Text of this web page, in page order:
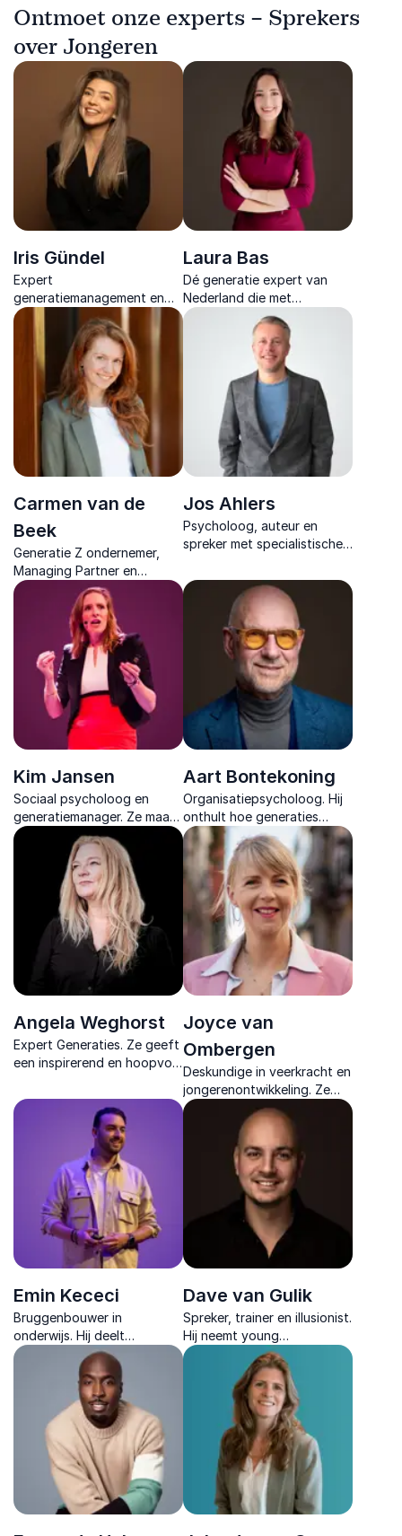
Ontmoet onze experts – Sprekers
over Jongeren
Iris Gündel
Expert
generatiemanagement en
organisatieontwikkeling
inspireert met praktische
inzichten om samenwerking,
communicatie en
teamdynamiek duurzaam te
versterken.
Laura Bas
Dé generatie expert van
Nederland die met
onderzoek en
praktijkervaring Generatie Z
en intergenerationele
samenwerking tot leven
Carmen van de
Beek
Generatie Z ondernemer,
Managing Partner en
toezichthouder in het
onderwijs, verbindt
generaties met
praktijkervaring en
strategische scherpte.
Jos Ahlers
Psycholoog, auteur en
spreker met specialistische
samenwerking tussen
meerdere generaties in de
werkomgeving.
Kim Jansen
Sociaal psycholoog en
generatiemanager. Ze maakt
generatiemanagement
concreet en duidelijk voor
elke organisatie.
Aart Bontekoning
Organisatiepsycholoog. Hij
onthult hoe generaties
samen je bedrijfscultuur fris,
vitaal en
toekomstbestendig houden.
Angela Weghorst
Expert Generaties. Ze geeft
een inspirerend en hoopvol
toekomstmakers en in
onszelf.
Joyce van
Ombergen
Deskundige in veerkracht en
jongerenontwikkeling. Ze
biedt een frisse, nuchtere
blik op zelfsturing, leren
door falen en persoonlijke
Emin Kececi
Bruggenbouwer in
onderwijs. Hij deelt
krachtige inzichten over
onderwijsinnovatie,
authentiek leiderschap en
duurzame verandering voor
impactvolle organisaties.
Dave van Gulik
Spreker, trainer en illusionist.
Hij neemt young
professionals mee in zijn
wereld en maakt gebruik van
zijn krachtig verhaal en
illusies om impact te maken.